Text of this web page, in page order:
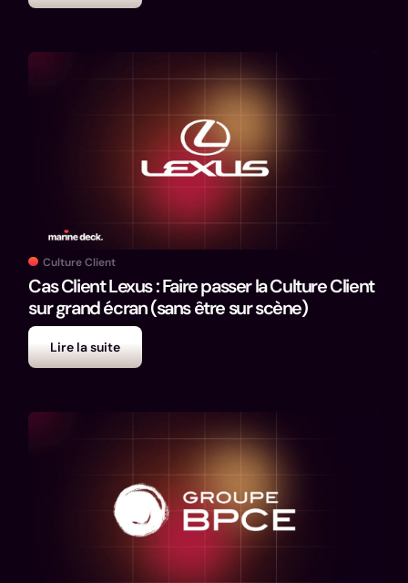
Culture Client
Cas Client Lexus : Faire passer la Culture Client
sur grand écran (sans être sur scène)
Lire la suite